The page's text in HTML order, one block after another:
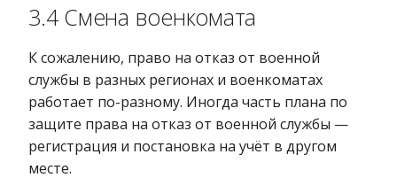
3.4 Смена военкомата
К сожалению, право на отказ от военной
службы в разных регионах и военкоматах
работает по-разному. Иногда часть плана по
защите права на отказ от военной службы —
регистрация и постановка на учёт в другом
месте.